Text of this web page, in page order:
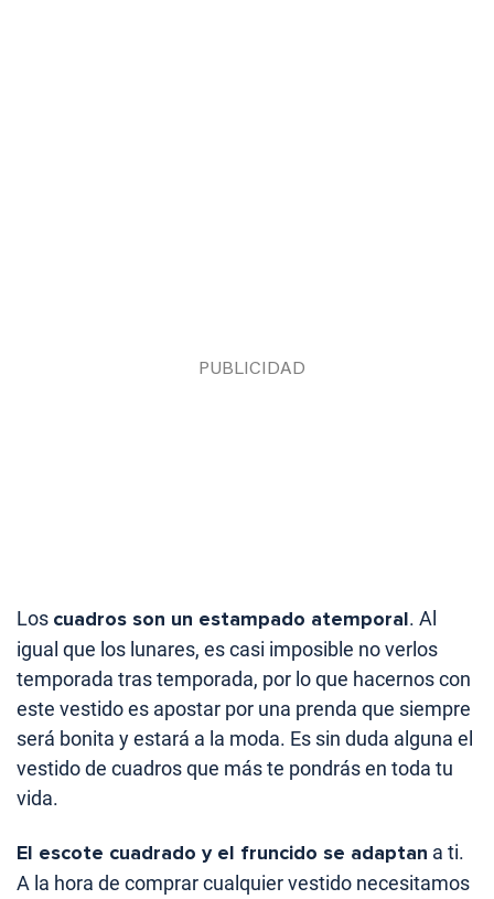
Los cuadros son un estampado atemporal. Al
igual que los lunares, es casi imposible no verlos
temporada tras temporada, por lo que hacernos con
este vestido es apostar por una prenda que siempre
será bonita y estará a la moda. Es sin duda alguna el
vestido de cuadros que más te pondrás en toda tu
vida.
El escote cuadrado y el fruncido se adaptan a ti.
A la hora de comprar cualquier vestido necesitamos